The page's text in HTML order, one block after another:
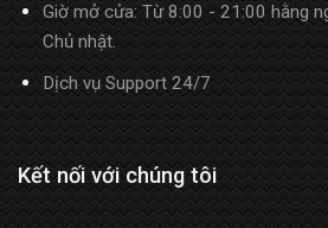
Giờ mở cửa: Từ 8:00 - 21:00 hằng
Chủ nhật.
Dịch vụ Support 24/7
Kết nối với chúng tôi